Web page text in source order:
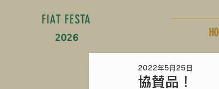
FIAT FESTA
2026
協賛品！
2022年5月25日